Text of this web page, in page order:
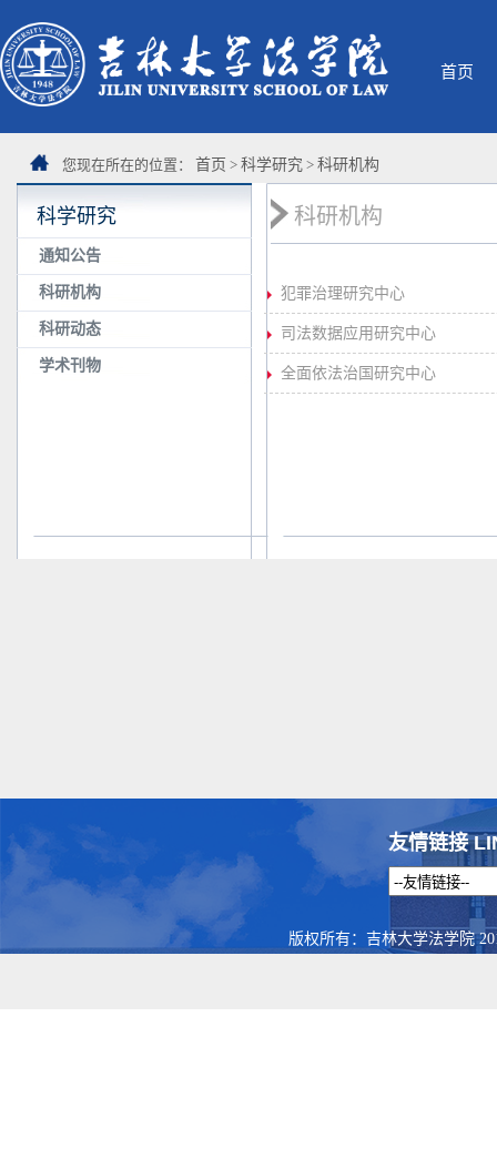
首页
您现在所在的位置： 首页 > 科学研究 > 科研机构
科学研究
通知公告
科研机构
科研动态
学术刊物
科研机构
犯罪治理研究中心
司法数据应用研究中心
全面依法治国研究中心
友情链接
版权所有：吉林大学法学院